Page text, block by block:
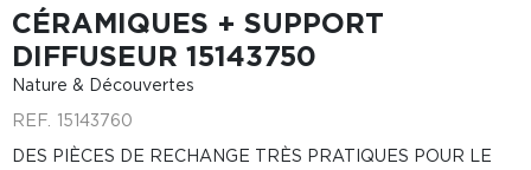
CÉRAMIQUES + SUPPORT
DIFFUSEUR 15143750
Nature & Découvertes
REF. 15143760
DES PIÈCES DE RECHANGE TRÈS PRATIQUES POUR LE